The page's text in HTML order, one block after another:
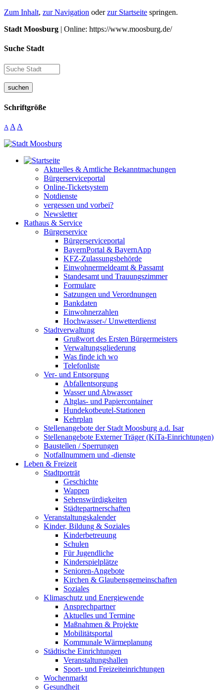
Zum Inhalt, zur Navigation oderzur Startseite springen.
Stadt Moosburg | Online: https://www.moosburg.de/
Suche Stadt
suchen
Schriftgröße
A A A
Aktuelles & Amtliche Bekanntmachungen
Bürgerserviceportal
Online-Ticketsystem
Notdienste
vergessen und vorbei?
Newsletter
Rathaus & Service
Bürgerservice
Bürgerserviceportal
BayernPortal & BayernApp
KFZ-Zulassungsbehörde
Einwohnermeldeamt & Passamt
Standesamt und Trauungszimmer
Formulare
Satzungen und Verordnungen
Bankdaten
Einwohnerzahlen
Hochwasser-/ Unwetterdienst
Stadtverwaltung
Grußwort des Ersten Bürgermeisters
Verwaltungsgliederung
Was finde ich wo
Telefonliste
Ver- und Entsorgung
Abfallentsorgung
Wasser und Abwasser
Altglas- und Papiercontainer
Hundekotbeutel-Stationen
Kehrplan
Stellenangebote der Stadt Moosburg a.d. Isar
Stellenangebote Externer Träger (KiTa-Einrichtungen)
Baustellen / Sperrungen
Notfallnummern und -dienste
Leben & Freizeit
Stadtporträt
Geschichte
Wappen
Sehenswürdigkeiten
Städtepartnerschaften
Veranstaltungskalender
Kinder, Bildung & Soziales
Kinderbetreuung
Schulen
Für Jugendliche
Kinderspielplätze
Senioren-Angebote
Kirchen & Glaubensgemeinschaften
Soziales
Klimaschutz und Energiewende
Ansprechpartner
Aktuelles und Termine
Maßnahmen & Projekte
Mobilitätsportal
Kommunale Wärmeplanung
Städtische Einrichtungen
Veranstaltungshallen
Sport- und Freizeiteinrichtungen
Wochenmarkt
Gesundheit